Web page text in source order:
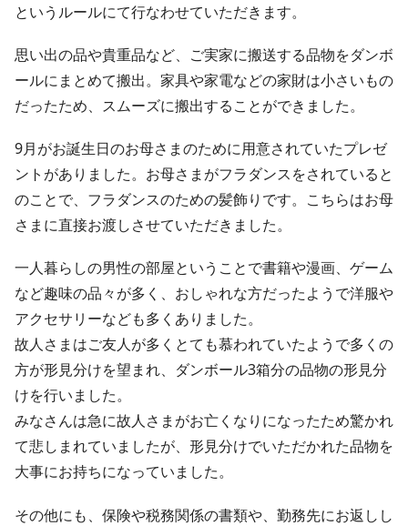
というルールにて行なわせていただきます。
思い出の品や貴重品など、ご実家に搬送する品物をダンボ
ールにまとめて搬出。家具や家電などの家財は小さいもの
だったため、スムーズに搬出することができました。
9月がお誕生日のお母さまのために用意されていたプレゼ
ントがありました。お母さまがフラダンスをされていると
のことで、フラダンスのための髪飾りです。こちらはお母
さまに直接お渡しさせていただきました。
一人暮らしの男性の部屋ということで書籍や漫画、ゲーム
など趣味の品々が多く、おしゃれな方だったようで洋服や
アクセサリーなども多くありました。
故人さまはご友人が多くとても慕われていたようで多くの
方が形見分けを望まれ、ダンボール3箱分の品物の形見分
けを行いました。
みなさんは急に故人さまがお亡くなりになったため驚かれ
て悲しまれていましたが、形見分けでいただかれた品物を
大事にお持ちになっていました。
その他にも、保険や税務関係の書類や、勤務先にお返しし